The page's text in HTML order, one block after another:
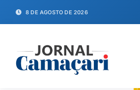
8 DE AGOSTO DE 2026